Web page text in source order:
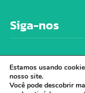
Siga-nos
Estamos usando
nosso site.
Você pode descobrir